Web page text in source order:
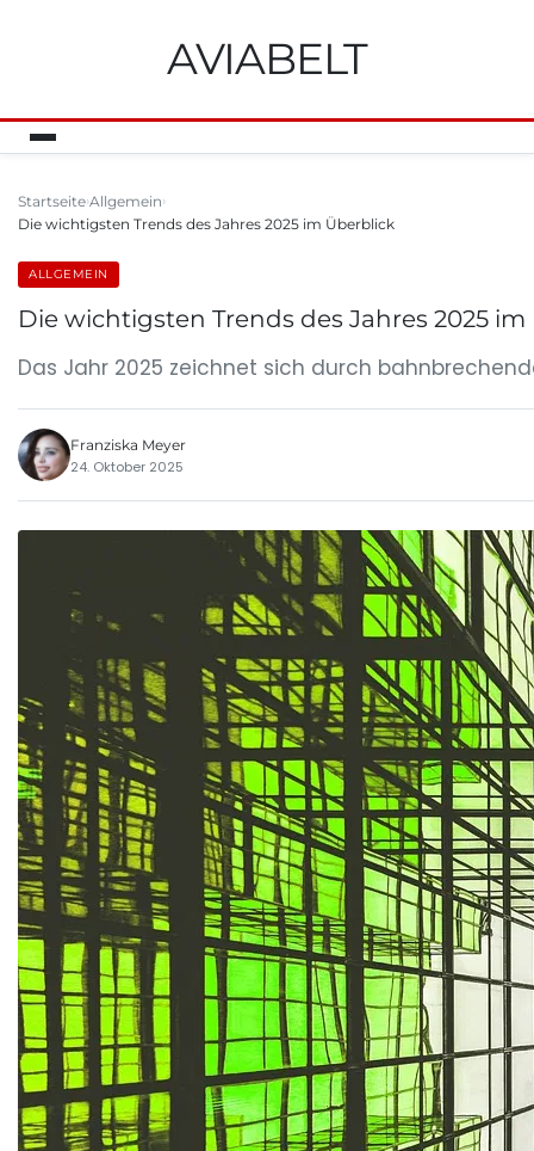
AVIABELT
Startseite Allgemein
Die wichtigsten Trends des Jahres 2025 im Überblick
ALLGEMEIN
Die wichtigsten Trends des Jahres 2025
Das Jahr 2025 zeichnet sich durch
Franziska Meyer
24. Oktober 2025